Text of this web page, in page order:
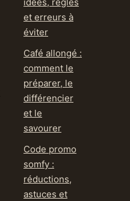
et erreurs à
éviter
Café allongé :
comment le
préparer, le
différencier
et le
savourer
Code promo
somfy :
réductions,
astuces et